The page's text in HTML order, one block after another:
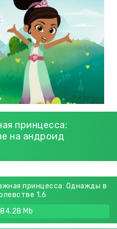
принцесса:
на андроид
принцесса: Однажды в
1.6
84.28 Mb